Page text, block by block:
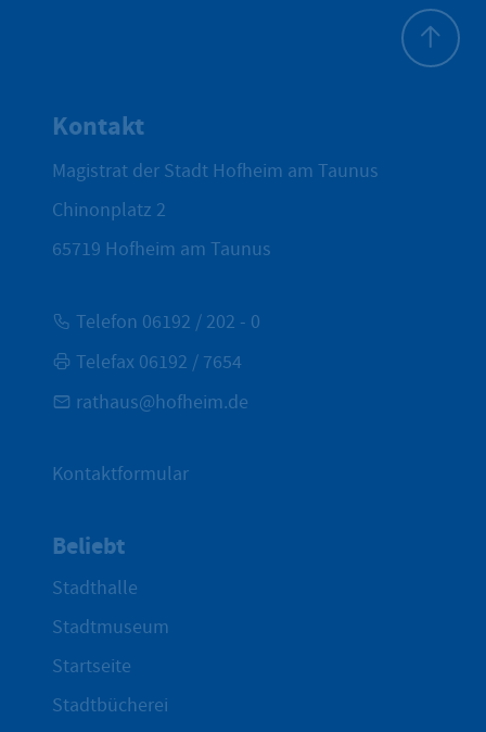
Kontakt
Magistrat der Stadt Hofheim am Taunus
Chinonplatz 2
65719 Hofheim am Taunus
Telefon 06192 / 202 - 0
Telefax 06192 / 7654
rathaus@hofheim.de
Kontaktformular
Beliebt
Stadthalle
Stadtmuseum
Startseite
Stadtbücherei